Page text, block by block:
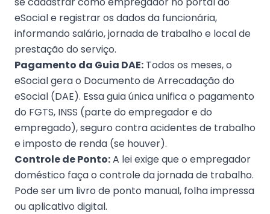
eSocial e registrar os dados da funcionária,
informando salário, jornada de trabalho e local de
prestação do serviço.
Pagamento da Guia DAE: Todos os meses, o
eSocial gera o Documento de Arrecadação do
eSocial (DAE). Essa guia única unifica o pagamento
do FGTS, INSS (parte do empregador e do
empregado), seguro contra acidentes de trabalho
e imposto de renda (se houver).
Controle de Ponto:A lei exige que o empregador
doméstico faça o controle da jornada de trabalho.
Pode ser um livro de ponto manual, folha impressa
ou aplicativo digital.